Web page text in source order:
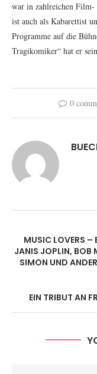
war in zahlreichen Film-
ist auch als Kabarettist
Programme auf die
Tragikomiker“ hat er
0
MUSIC LOVERS –
JANIS JOPLIN, BOB
SIMON UND
EIN TRIBUT AN